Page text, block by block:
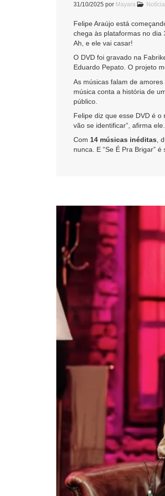
31/10/2025 por Mayara
Felipe Araújo está
chega às plataformas no dia
Ah, e ele vai casar!
O DVD foi gravado na
Eduardo Pepato. O projeto
As músicas falam de
música conta a história de
público.
Felipe diz que esse DVD é
vão se identificar”, afirma ele.
Com 14 músicas inéditas,
nunca. E “Se É Pra Brigar” é